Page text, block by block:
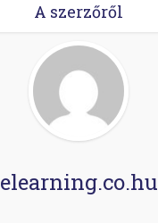
A szerzőről
elearning.co.hu